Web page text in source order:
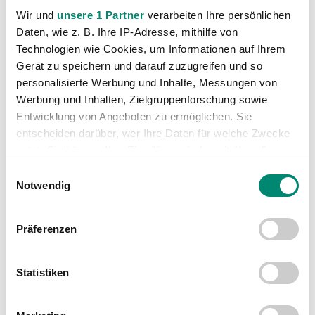
Wir und unsere 1 Partner verarbeiten Ihre persönlichen
Daten, wie z. B. Ihre IP-Adresse, mithilfe von
Technologien wie Cookies, um Informationen auf Ihrem
Gerät zu speichern und darauf zuzugreifen und so
personalisierte Werbung und Inhalte, Messungen von
Werbung und Inhalten, Zielgruppenforschung sowie
Entwicklung von Angeboten zu ermöglichen. Sie
entscheiden darüber, wer Ihre Daten für welche Zwecke
nutzt. Sie können Ihre Einwilligung jederzeit über die
Trigger Symbol ändern oder widerrufen
Erfahren Sie mehr darüber, wie Ihre persönlichen Daten
verarbeitet werden, und legen Sie Ihre Präferenzen im
Wir verwenden Cookies, um Inhalte und Anzeigen zu
Notwendig
Präferenzen
Statistiken
Amateurtrainer Gerald Grochar zurückgetreten Thomas Weissenböck neuer Amateurtrainer
WEITERE NEWS